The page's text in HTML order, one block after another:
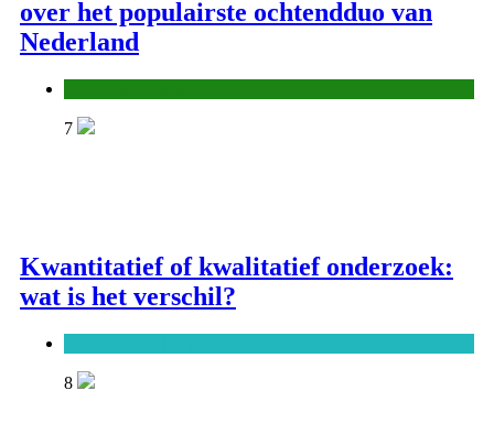
over het populairste ochtendduo van
Nederland
7
Kwantitatief of kwalitatief onderzoek:
wat is het verschil?
8